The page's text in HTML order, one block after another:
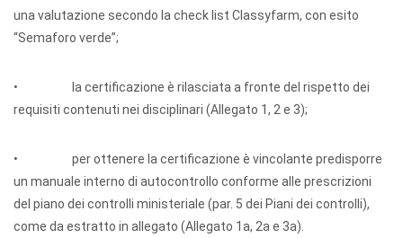
una valutazione secondo la check list Classyfarm, con esito
“Semaforo verde”;
• la certificazione è rilasciata a fronte del rispetto dei
requisiti contenuti nei disciplinari (Allegato 1, 2 e 3);
• per ottenere la certificazione è vincolante predisporre
un manuale interno di autocontrollo conforme alle prescrizioni
del piano dei controlli ministeriale (par. 5 dei Piani dei controlli),
come da estratto in allegato (Allegato 1a, 2a e 3a).